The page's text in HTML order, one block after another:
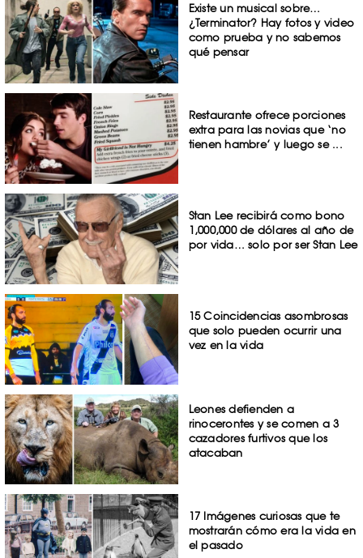
Existe un musical sobre…
¿Terminator? Hay fotos y video
como prueba y no sabemos
qué pensar
Restaurante ofrece porciones
extra para las novias que ‘no
tienen hambre’ y luego se ...
Stan Lee recibirá como bono
1,000,000 de dólares al año de
por vida… solo por ser Stan Lee
15 Coincidencias asombrosas
que solo pueden ocurrir una
vez en la vida
Leones defienden a
rinocerontes y se comen a 3
cazadores furtivos que los
atacaban
17 Imágenes curiosas que te
mostrarán cómo era la vida en
el pasado